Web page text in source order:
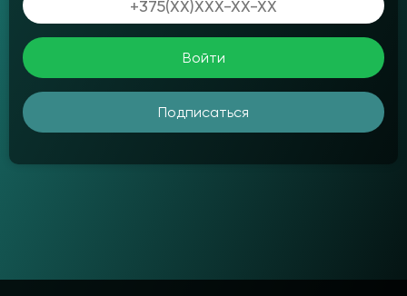
Войти
Подписаться